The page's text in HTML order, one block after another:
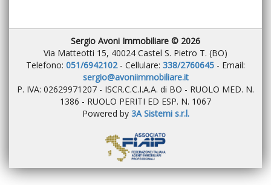
Sergio Avoni Immobiliare © 2026
Via Matteotti 15, 40024 Castel S. Pietro T. (BO)
Telefono: 051/6942102- Cellulare: 338/2760645 - Email:
sergio@avoniimmobiliare.it
P. IVA: 02629971207 - ISCR.C.C.I.A.A. di BO - RUOLO MED. N.
1386 - RUOLO PERITI ED ESP. N. 1067
Powered by 3A Sistemi s.r.l.